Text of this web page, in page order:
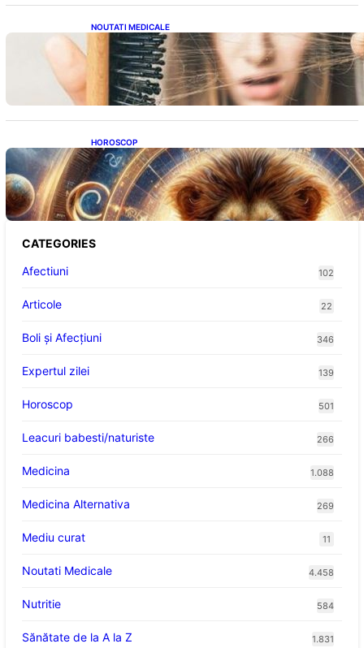
NOUTATI MEDICALE
Semnele unei deficiențe de proteine:
Impactul asupra sănătății tale
HOROSCOP
Portalul Leului 8/8: Oportunități de
Abundență pentru Cinci Zodii în 2026
CATEGORIES
Afectiuni
102
Articole 22
Boli și Afecțiuni 346
Expertul zilei 139
Horoscop 501
Leacuri babesti/naturiste 266
Medicina 1.088
Medicina Alternativa 269
Mediu curat 11
Noutati Medicale 4.458
Nutritie 584
Sănătate de la A la Z 1.831